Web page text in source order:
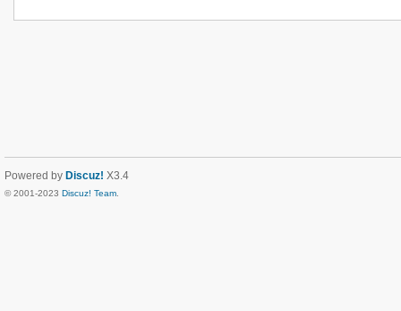
Powered by Discuz! X3.4
© 2001-2023 Discuz! Team